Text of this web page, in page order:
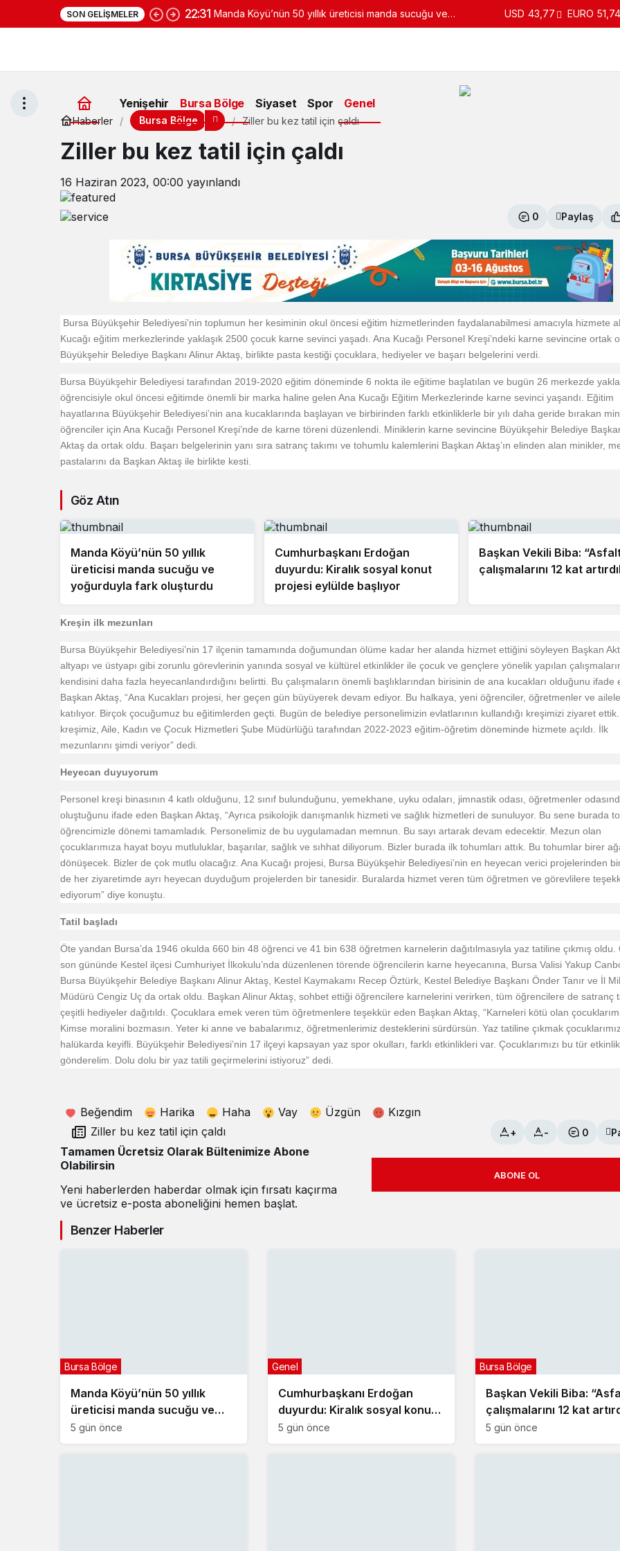
SON GELIŞMELER 22:31 Manda Köyü’nün 50 yıllık üreticisi manda sucuğu ve USD 43,77 EURO 51,74
Yenişehir Bursa Bölge Siyaset Spor Genel
Haberler Bursa Bölge Ziller bu kez tatil için çaldı
Ziller bu kez tatil için çaldı
16 Haziran 2023, 00:00 yayınlandı
0 Paylaş
Bursa Büyükşehir Belediyesi’nin toplumun her kesiminin okul öncesi eğitim hizmetlerinden faydalanabilmesi amacıyla hizmete
Kucağı eğitim merkezlerinde yaklaşık 2500 çocuk karne sevinci yaşadı. Ana Kucağı Personel Kreşi’ndeki karne sevincine ortak
Büyükşehir Belediye Başkanı Alinur Aktaş, birlikte pasta kestiği çocuklara, hediyeler ve başarı belgelerini verdi.
Bursa Büyükşehir Belediyesi tarafından 2019-2020 eğitim döneminde 6 nokta ile eğitime başlatılan ve bugün 26 merkezde
öğrencisiyle okul öncesi eğitimde önemli bir marka haline gelen Ana Kucağı Eğitim Merkezlerinde karne sevinci yaşandı. Eğitim
hayatlarına Büyükşehir Belediyesi’nin ana kucaklarında başlayan ve birbirinden farklı etkinliklerle bir yılı daha geride bırakan
öğrenciler için Ana Kucağı Personel Kreşi’nde de karne töreni düzenlendi. Miniklerin karne sevincine Büyükşehir Belediye
Aktaş da ortak oldu. Başarı belgelerinin yanı sıra satranç takımı ve tohumlu kalemlerini Başkan Aktaş’ın elinden alan minikler,
pastalarını da Başkan Aktaş ile birlikte kesti.
Göz Atın
Manda Köyü’nün 50 yıllık
üreticisi manda sucuğu ve
yoğurduyla fark oluşturdu
Cumhurbaşkanı Erdoğan
duyurdu: Kiralık sosyal konut
projesi eylülde başlıyor
Başkan Vekili Biba:
çalışmalarını 12 kat
Kreşin ilk mezunları
Bursa Büyükşehir Belediyesi’nin 17 ilçenin tamamında doğumundan ölüme kadar her alanda hizmet ettiğini söyleyen Başkan
altyapı ve üstyapı gibi zorunlu görevlerinin yanında sosyal ve kültürel etkinlikler ile çocuk ve gençlere yönelik yapılan
kendisini daha fazla heyecanlandırdığını belirtti. Bu çalışmaların önemli başlıklarından birisinin de ana kucakları olduğunu ifade
Başkan Aktaş, “Ana Kucakları projesi, her geçen gün büyüyerek devam ediyor. Bu halkaya, yeni öğrenciler, öğretmenler ve
katılıyor. Birçok çocuğumuz bu eğitimlerden geçti. Bugün de belediye personelimizin evlatlarının kullandığı kreşimizi ziyaret
kreşimiz, Aile, Kadın ve Çocuk Hizmetleri Şube Müdürlüğü tarafından 2022-2023 eğitim-öğretim döneminde hizmete açıldı. İlk
mezunlarını şimdi veriyor” dedi.
Heyecan duyuyorum
Personel kreşi binasının 4 katlı olduğunu, 12 sınıf bulunduğunu, yemekhane, uyku odaları, jimnastik odası, öğretmenler
oluştuğunu ifade eden Başkan Aktaş, “Ayrıca psikolojik danışmanlık hizmeti ve sağlık hizmetleri de sunuluyor. Bu sene burada
öğrencimizle dönemi tamamladık. Personelimiz de bu uygulamadan memnun. Bu sayı artarak devam edecektir. Mezun olan
çocuklarımıza hayat boyu mutluluklar, başarılar, sağlık ve sıhhat diliyorum. Bizler burada ilk tohumları attık. Bu tohumlar birer
dönüşecek. Bizler de çok mutlu olacağız. Ana Kucağı projesi, Bursa Büyükşehir Belediyesi’nin en heyecan verici projelerinden
de her ziyaretimde ayrı heyecan duyduğum projelerden bir tanesidir. Buralarda hizmet veren tüm öğretmen ve görevlilere
ediyorum” diye konuştu.
Tatil başladı
Öte yandan Bursa’da 1946 okulda 660 bin 48 öğrenci ve 41 bin 638 öğretmen karnelerin dağıtılmasıyla yaz tatiline çıkmış oldu.
son gününde Kestel ilçesi Cumhuriyet İlkokulu’nda düzenlenen törende öğrencilerin karne heyecanına, Bursa Valisi Yakup
Bursa Büyükşehir Belediye Başkanı Alinur Aktaş, Kestel Kaymakamı Recep Öztürk, Kestel Belediye Başkanı Önder Tanır ve İl
Müdürü Cengiz Uç da ortak oldu. Başkan Alinur Aktaş, sohbet ettiği öğrencilere karnelerini verirken, tüm öğrencilere de satranç
çeşitli hediyeler dağıtıldı. Çocuklara emek veren tüm öğretmenlere teşekkür eden Başkan Aktaş, “Karneleri kötü olan
Kimse moralini bozmasın. Yeter ki anne ve babalarımız, öğretmenlerimiz desteklerini sürdürsün. Yaz tatiline çıkmak
halükarda keyifli. Büyükşehir Belediyesi’nin 17 ilçeyi kapsayan yaz spor okulları, farklı etkinlikleri var. Çocuklarımızı bu tür
gönderelim. Dolu dolu bir yaz tatili geçirmelerini istiyoruz” dedi.
Beğendim Harika Haha Vay Üzgün
Kızgın
Ziller bu kez tatil için çaldı
+ - 0
Tamamen Ücretsiz Olarak Bültenimize Abone
Olabilirsin
Yeni haberlerden haberdar olmak için fırsatı kaçırma
ve ücretsiz e-posta aboneliğini hemen başlat.
ABONE OL
Benzer Haberler
Manda Köyü’nün 50 yıllık
üreticisi manda sucuğu ve
yoğurduyla fark oluşturdu
Bursa Bölge
5 gün önce
Cumhurbaşkanı Erdoğan
duyurdu: Kiralık sosyal konut
projesi eylülde başlıyor
Genel
5 gün önce
Başkan Vekili Biba:
çalışmalarını 12 kat
Bursa Bölge
5 gün önce